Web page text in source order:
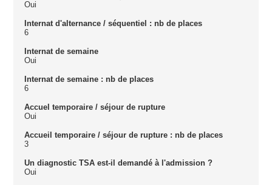
Oui
Internat d'alternance / séquentiel : nb de places
6
Internat de semaine
Oui
Internat de semaine : nb de places
6
Accuel temporaire / séjour de rupture
Oui
Accueil temporaire / séjour de rupture : nb de places
3
Un diagnostic TSA est-il demandé à l'admission ?
Oui